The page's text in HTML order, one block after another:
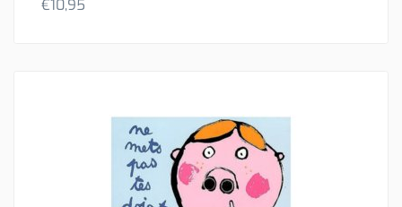
€10,95